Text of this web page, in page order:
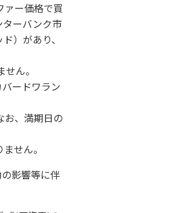
ァー価格で買
ターバンク市
）があり、
ん。
ードワラン
お、満期日の
せん。
影響等に伴